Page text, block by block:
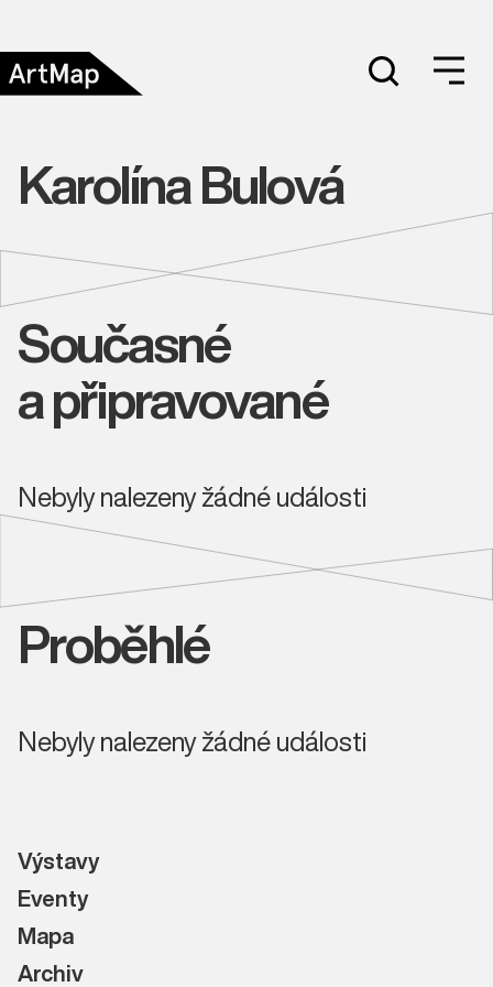
Karolína Bulová
Současné
a připravované
Nebyly nalezeny žádné události
Proběhlé
Nebyly nalezeny žádné události
Výstavy
Eventy
Mapa
Archiv